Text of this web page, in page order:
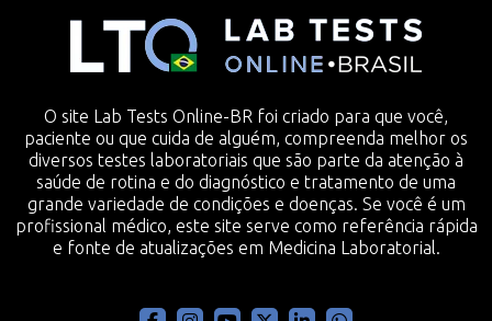
O site Lab Tests Online-BR foi criado para que você,
paciente ou que cuida de alguém, compreenda melhor os
diversos testes laboratoriais que são parte da atenção à
saúde de rotina e do diagnóstico e tratamento de uma
grande variedade de condições e doenças. Se você é um
profissional médico, este site serve como referência rápida
e fonte de atualizações em Medicina Laboratorial.